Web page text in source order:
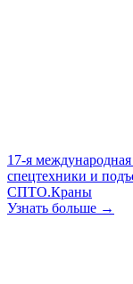
17-я
спецтехники и
СПТО.Краны
Узнать больше →